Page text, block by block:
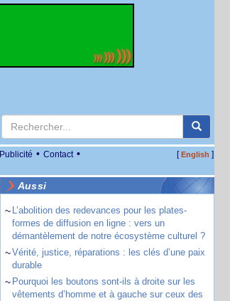
Publicité • Contact • [English ]
Aussi
~ L’abolition des redevances pour les plates-
formes de diffusion en ligne : vers un
démantèlement de notre écosystème culturel ?
~Vérité, justice, réparations : les clés d’une paix
durable
~ Pourquoi les boutons sont-ils à droite sur les
vêtements d’homme et à gauche sur ceux des